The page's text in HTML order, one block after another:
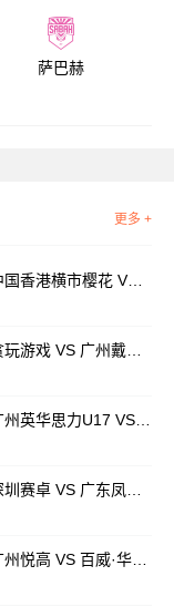
萨巴赫
更多 +
07月25日 佛山西甲足球联赛第3轮 中国香港横市樱花 VS 吉图省实青年 全场录像